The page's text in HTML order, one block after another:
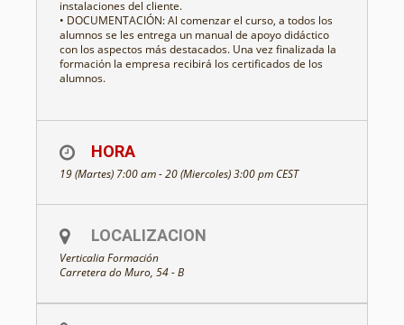
instalaciones del cliente.
• DOCUMENTACIÓN: Al comenzar el curso, a todos los
alumnos se les entrega un manual de apoyo didáctico
con los aspectos más destacados. Una vez finalizada la
formación la empresa recibirá los certificados de los
alumnos.
HORA
19 (Martes) 7:00 am - 20 (Miercoles) 3:00 pm CEST
LOCALIZACION
Verticalia Formación
Carretera do Muro, 54 - B